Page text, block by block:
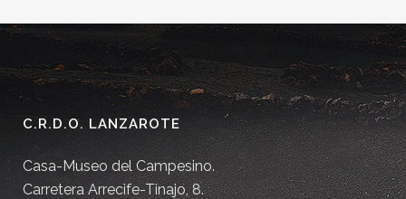
C.R.D.O. LANZAROTE
Casa-Museo del Campesino.
Carretera Arrecife-Tinajo, 8.